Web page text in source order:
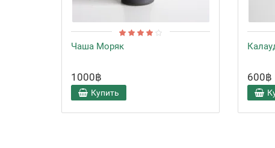
Чаша Моряк
1000฿
Купить
600฿